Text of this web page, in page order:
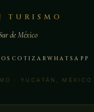
TURISMO
de México
COTIZARWHATSAPP
· YUCATÁN, MÉXICO